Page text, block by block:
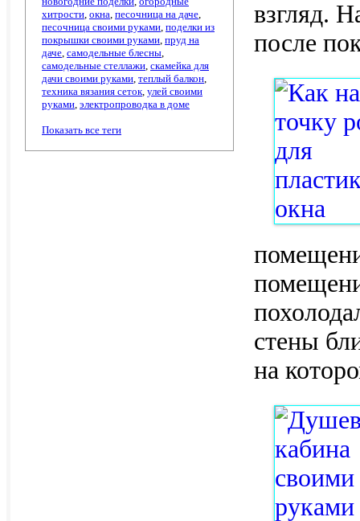
хитрости, окна, песочница на даче,
песочница своими руками, поделки из
покрышки своими руками, пруд на
даче, самодельные блесны,
самодельные стеллажи, скамейка для
дачи своими руками, теплый балкон,
техника вязания сеток, улей своими
руками, электропроводка в доме
Показать все теги
взгляд.
после
стены
на